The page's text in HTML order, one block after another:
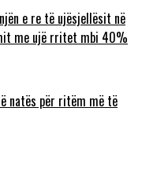
e re të ujësjellësit në
me ujë rritet mbi 40%
natës për ritëm më të